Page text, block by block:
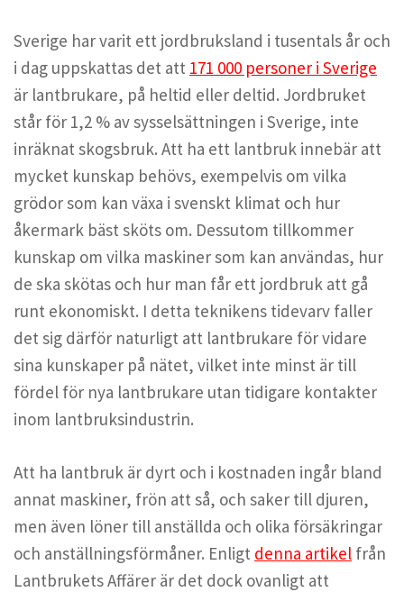
Sverige har varit ett jordbruksland i tusentals år och
i dag uppskattas det att 171 000 personer i Sverige
är lantbrukare, på heltid eller deltid. Jordbruket
står för 1,2 % av sysselsättningen i Sverige, inte
inräknat skogsbruk. Att ha ett lantbruk innebär att
mycket kunskap behövs, exempelvis om vilka
grödor som kan växa i svenskt klimat och hur
åkermark bäst sköts om. Dessutom tillkommer
kunskap om vilka maskiner som kan användas, hur
de ska skötas och hur man får ett jordbruk att gå
runt ekonomiskt. I detta teknikens tidevarv faller
det sig därför naturligt att lantbrukare för vidare
sina kunskaper på nätet, vilket inte minst är till
fördel för nya lantbrukare utan tidigare kontakter
inom lantbruksindustrin.
Att ha lantbruk är dyrt och i kostnaden ingår bland
annat maskiner, frön att så, och saker till djuren,
men även löner till anställda och olika försäkringar
och anställningsförmåner. Enligt denna artikel från
Lantbrukets Affärer är det dock ovanligt att